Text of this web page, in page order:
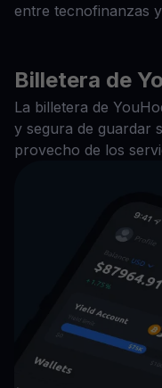
entre tecnofinanzas
Billetera de
La billetera de
y segura de guardar
provecho de los